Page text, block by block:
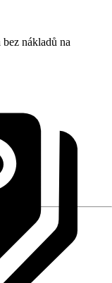
nákladů na